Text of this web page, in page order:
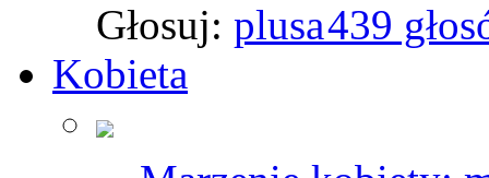
Głosuj:
439
Kobieta